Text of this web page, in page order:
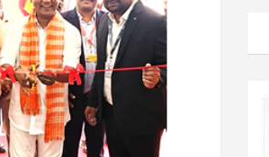
की तैयारी…